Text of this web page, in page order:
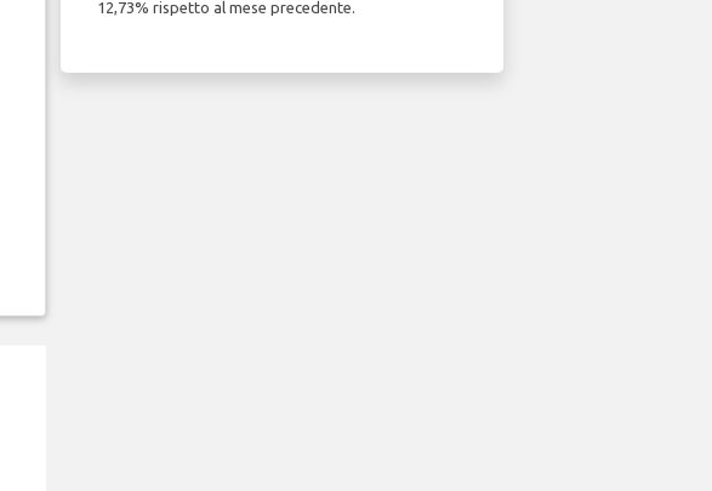
12,73% rispetto al mese precedente.